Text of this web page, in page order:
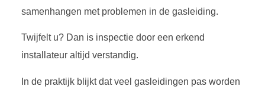
samenhangen met problemen in de gasleiding.
Twijfelt u? Dan is inspectie door een erkend
installateur altijd verstandig.
In de praktijk blijkt dat veel gasleidingen pas worden